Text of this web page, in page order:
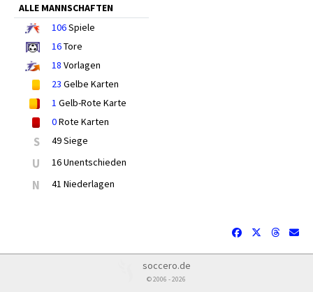
ALLE MANNSCHAFTEN
106Spiele
16Tore
18 Vorlagen
23 Gelbe Karten
1 Gelb-Rote Karte
0Rote Karten
S 49 Siege
U 16 Unentschieden
N 41 Niederlagen
soccero.de
© 2006 - 2026